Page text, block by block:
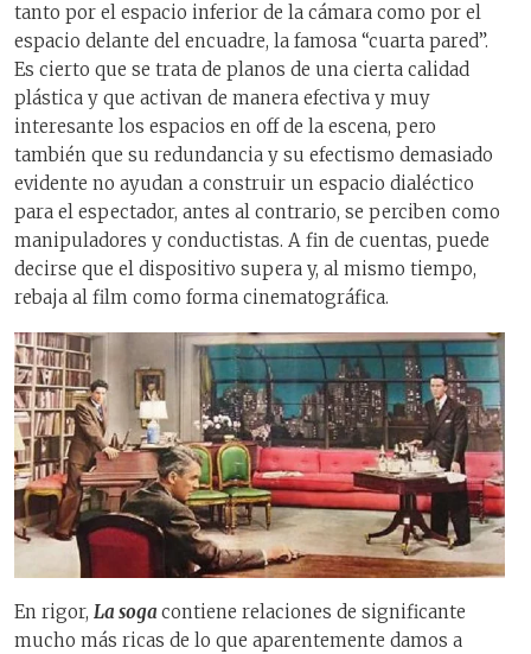
tanto por el espacio inferior de la cámara como por el
espacio delante del encuadre, la famosa “cuarta pared”.
Es cierto que se trata de planos de una cierta calidad
plástica y que activan de manera efectiva y muy
interesante los espacios en off de la escena, pero
también que su redundancia y su efectismo demasiado
evidente no ayudan a construir un espacio dialéctico
para el espectador, antes al contrario, se perciben como
manipuladores y conductistas. A fin de cuentas, puede
decirse que el dispositivo supera y, al mismo tiempo,
rebaja al film como forma cinematográfica.
En rigor, La soga contiene relaciones de significante
mucho más ricas de lo que aparentemente damos a